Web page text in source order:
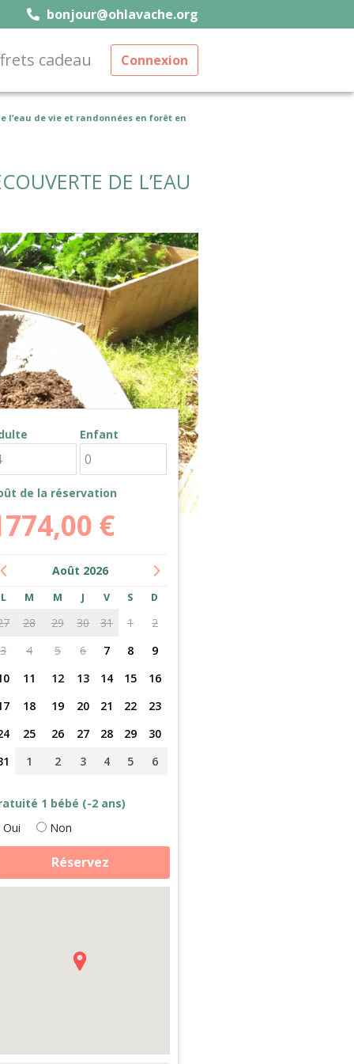
bonjour@ohlavache.org
cadeau Connexion
l’eau de vie et randonnées en forêt en
DE L’EAU
Enfant
de la réservation
€
Août 2026
L M M J V S D
28 29 30 31 1
2
3
4 5 6 7 8
9
11 12 13 14 15
16
18 19 20 21 22
23
25 26 27 28 29
30
1 2 3 4 5 6
1 bébé (-2 ans)
Oui
Non
Réservez